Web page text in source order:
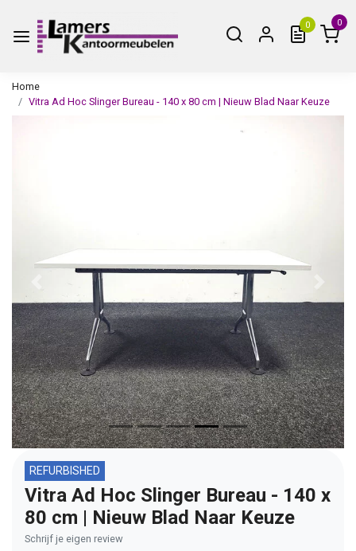
0 0
Home
Vitra Ad Hoc Slinger Bureau - 140 x 80 cm | Nieuw Blad Naar Keuze
REFURBISHED
Vitra Ad Hoc Slinger Bureau - 140 x
80 cm | Nieuw Blad Naar Keuze
Schrijf je eigen review